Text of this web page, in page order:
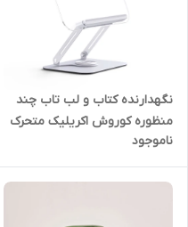
نگهدارنده کتاب و لب تاب چند
منظوره کوروش اکریلیک متحرک
360درجه
ناموجود